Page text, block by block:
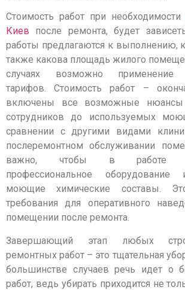
Стоимость работ при необходимости
Киев после ремонта, будет
работы предлагаются к выполнению,
также какова площадь жилого
случаях возможно применение
тарифов. Стоимость работ –
включены все возможные
сотрудников до используемых
сравнении с другими видами
послеремонтном обслуживании
важно, чтобы в работе
профессиональное
моющие химические составы.
требования для оперативного
помещении после ремонта.
Завершающий этап любых
ремонтных работ – это тщательная
большинстве случаев речь идет о
работ, ведь убирать приходится не